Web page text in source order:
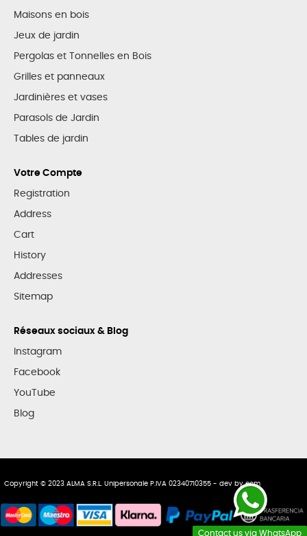
Maisons en bois
Jeux de jardin
Pergolas et Tonnelles en Bois
Grilles et panneaux
Jardinières et vases
Parasols de Jardin
Tables de jardin
Votre Compte
Registration
Address
Cart
History
Addresses
Sitemap
Réseaux sociaux & Blog
Instagram
Facebook
YouTube
Blog
Contact us via WhatsApp
Copyright © 2023 ALMA S.R.L. Unipersonale P.IVA 02340710355 - dev byecm